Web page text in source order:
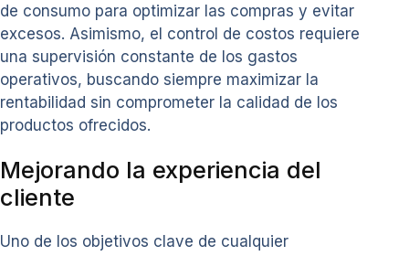
de consumo para optimizar las compras y evitar
excesos. Asimismo, el control de costos requiere
una supervisión constante de los gastos
operativos, buscando siempre maximizar la
rentabilidad sin comprometer la calidad de los
productos ofrecidos.
Mejorando la experiencia del
cliente
Uno de los objetivos clave de cualquier